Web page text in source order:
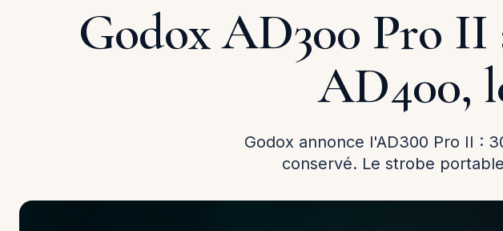
Godox AD300 Pro II
AD400,
Godox annonce l'AD300 Pro II :
conservé. Le strobe